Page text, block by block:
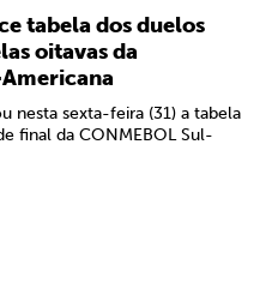
tabela dos duelos
oitavas da
nesta sexta-feira (31) a tabela
final da CONMEBOL Sul-